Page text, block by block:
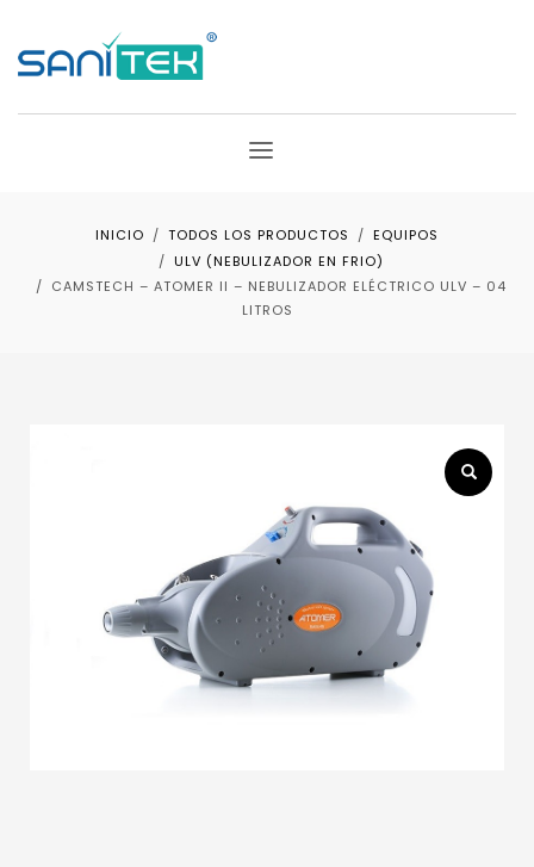
INICIO TODOS LOS PRODUCTOS
EQUIPOS
ULV (NEBULIZADOR EN FRIO)
CAMSTECH – ATOMER II – NEBULIZADOR ELÉCTRICO ULV – 04
LITROS